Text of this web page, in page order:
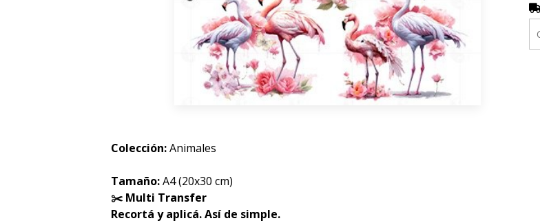
Colección:Animales
Tamaño:A4 (20x30 cm)
✂️ Multi Transfer
Recortá y aplicá. Así de simple.